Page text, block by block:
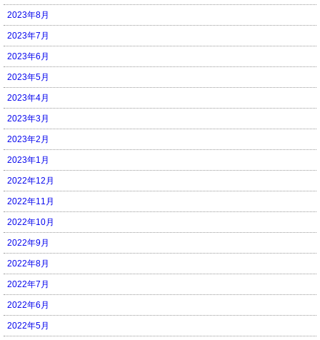
2023年8月
2023年7月
2023年6月
2023年5月
2023年4月
2023年3月
2023年2月
2023年1月
2022年12月
2022年11月
2022年10月
2022年9月
2022年8月
2022年7月
2022年6月
2022年5月